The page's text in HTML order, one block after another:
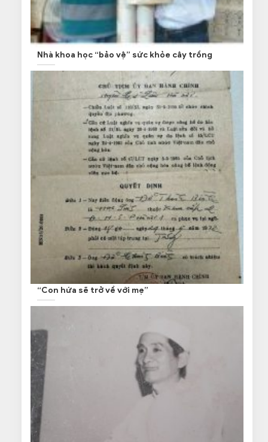
Nhà khoa học “bảo vệ” sức khỏe cây trồng
“Con hứa sẽ trở về với mẹ”